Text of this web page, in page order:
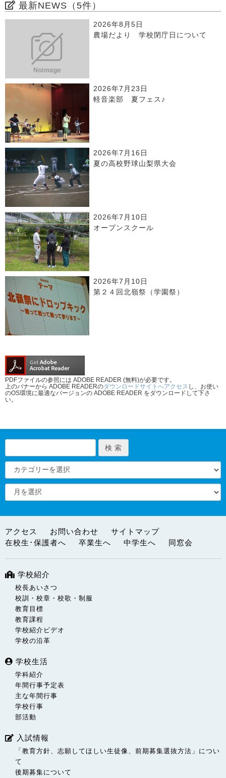
最新NEWS（5件）
2026年8月5日
農場だより 学校閉庁日について
2026年7月23日
軽音楽部 夏フェス♪
2026年7月16日
夏の高校野球山梨県大会
2026年7月10日
オープンスクール
2026年7月10日
第２４回北嶺祭（学園祭）
PDFファイルの参照には ADOBE READER (無料)が必要です。
上のバナーから ADOBE READERのダウンロードサイトへアクセス し、お使い
のOS環境に最適なバージョンの ADOBE READER をダウンロードして下さ
い。
アクセス お問い合わせ
サイトマップ
在校生･保護者へ
卒業生へ 中学生へ 同窓会
学校紹介
校長あいさつ
校訓・校章・校歌・制服
教育目標
教育課程
学校紹介ビデオ
学校の沿革
学校生活
学科紹介
年間行事予定表
主な年間行事
学校行事
部活動
入試情報
「教育方針、志願してほしい生徒像、前期募集選抜方法」につい
て
後期募集について